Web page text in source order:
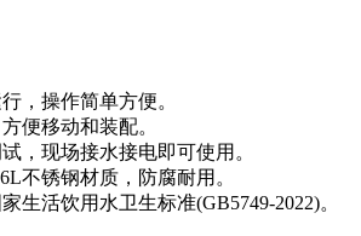
，操作简单方便。
方便移动和装配。
，现场接水接电即可使用。
不锈钢材质，防腐耐用。
生活饮用水卫生标准(GB5749-2022)。